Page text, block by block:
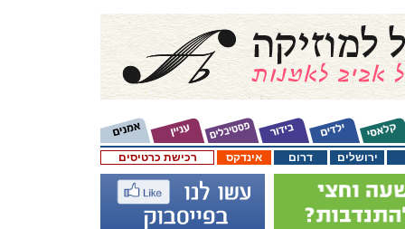
רכישת כרטיסים אינדקס דרום ירושלים